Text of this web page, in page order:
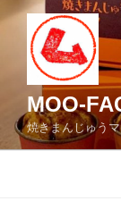
MOO-
焼きまんじゅう